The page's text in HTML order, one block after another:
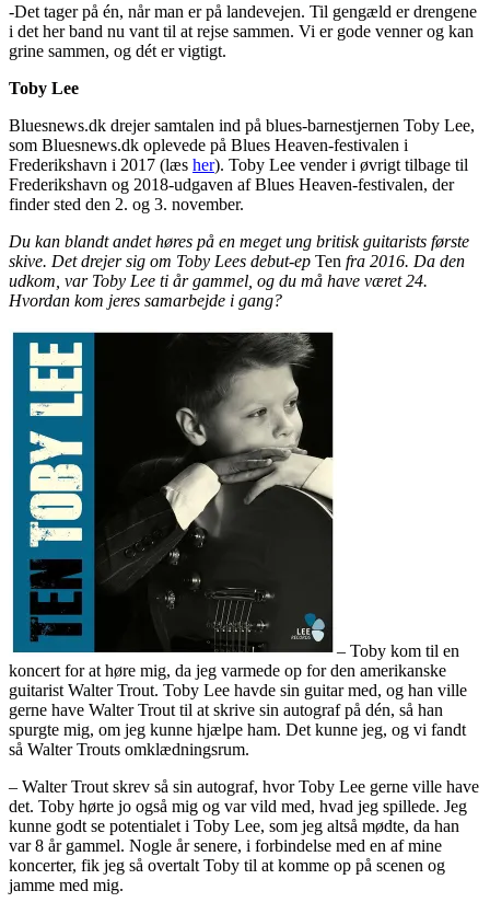
-Det tager på én, når man er på landevejen. Til gengæld er drengene
i det her band nu vant til at rejse sammen. Vi er gode venner og kan
grine sammen, og dét er vigtigt.
Toby Lee
Bluesnews.dk drejer samtalen ind på blues-barnestjernen Toby Lee,
som Bluesnews.dk oplevede på Blues Heaven-festivalen i
Frederikshavn i 2017 (læs her). Toby Lee vender i øvrigt tilbage til
Frederikshavn og 2018-udgaven af Blues Heaven-festivalen, der
finder sted den 2. og 3. november.
Du kan blandt andet høres på en meget ung britisk guitarists første
skive. Det drejer sig om Toby Lees debut-ep Ten fra 2016. Da den
udkom, var Toby Lee ti år gammel, og du må have været 24.
Hvordan kom jeres samarbejde i gang?
– Toby kom til en
koncert for at høre mig, da jeg varmede op for den amerikanske
guitarist Walter Trout. Toby Lee havde sin guitar med, og han ville
gerne have Walter Trout til at skrive sin autograf på dén, så han
spurgte mig, om jeg kunne hjælpe ham. Det kunne jeg, og vi fandt
så Walter Trouts omklædningsrum.
– Walter Trout skrev så sin autograf, hvor Toby Lee gerne ville have
det. Toby hørte jo også mig og var vild med, hvad jeg spillede. Jeg
kunne godt se potentialet i Toby Lee, som jeg altså mødte, da han
var 8 år gammel. Nogle år senere, i forbindelse med en af mine
koncerter, fik jeg så overtalt Toby til at komme op på scenen og
jamme med mig.